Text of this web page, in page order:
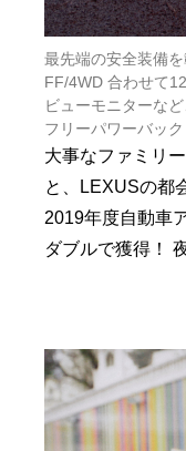
最先端の安全装備
FF/4WD 合わせて
ビューモニターな
フリーパワーバッ
大事なファミリ
と、LEXUSの都
2019年度自動車
ダブルで獲得！